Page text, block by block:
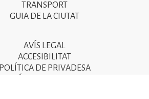
TRANSPORT
GUIA DE LA CIUTAT
AVÍS LEGAL
ACCESIBILITAT
POLÍTICA DE PRIVADESA